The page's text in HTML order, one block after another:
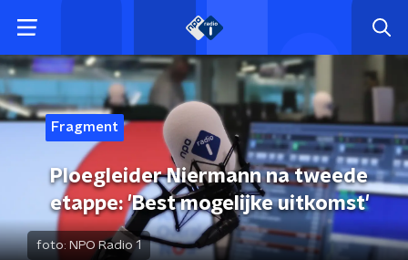
Fragment
Ploegleider Niermann na tweede
etappe: 'Best mogelijke uitkomst'
foto: NPO Radio 1